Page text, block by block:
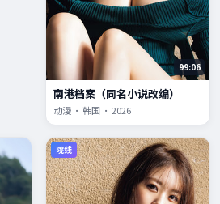
99:06
南港档案（同名小说改编）
动漫 · 韩国 · 2026
院线